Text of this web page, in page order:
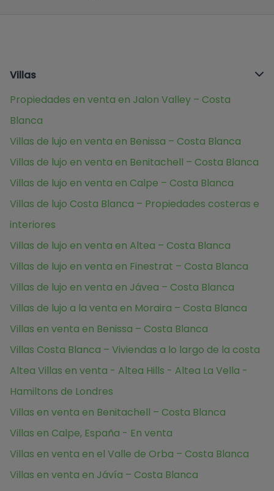
Villas
Propiedades en venta en Jalon Valley – Costa
Blanca
Villas de lujo en venta en Benissa – Costa Blanca
Villas de lujo en venta en Benitachell – Costa Blanca
Villas de lujo en venta en Calpe – Costa Blanca
Villas de lujo Costa Blanca – Propiedades costeras e
interiores
Villas de lujo en venta en Altea – Costa Blanca
Villas de lujo en venta en Finestrat – Costa Blanca
Villas de lujo en venta en Jávea – Costa Blanca
Villas de lujo a la venta en Moraira – Costa Blanca
Villas en venta en Benissa – Costa Blanca
Villas Costa Blanca – Viviendas a lo largo de la costa
Altea Villas en venta - Altea Hills - Altea La Vella -
Hamiltons de Londres
Villas en venta en Benitachell – Costa Blanca
Villas en Calpe, España - En venta
Villas en venta en el Valle de Orba – Costa Blanca
Villas en venta en Jávía – Costa Blanca